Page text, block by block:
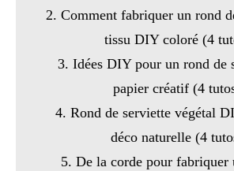
2. Comment fabriquer un rond
tissu DIY coloré (4
3. Idées DIY pour un rond de
papier créatif (4
4. Rond de serviette végétal
déco naturelle (4
5. De la corde pour fabriquer